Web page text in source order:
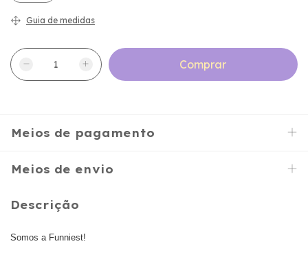
Guia de medidas
Meios de pagamento
Meios de envio
Descrição
Somos a Funniest!